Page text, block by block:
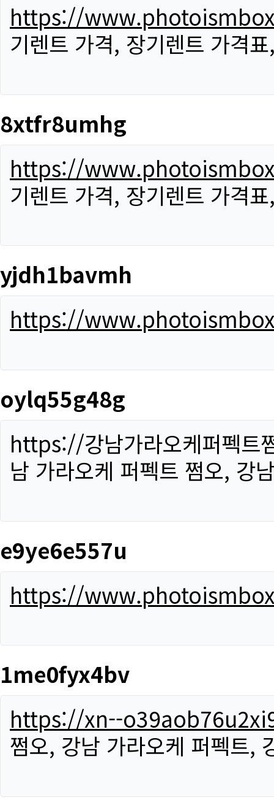
https://
기렌트 가격, 장기렌트 가격
8xtfr8umhg
https://
기렌트 가격, 장기렌트 가격
yjdh1bavmh
https://
oylq55g48g
https://강남가라오케퍼펙트
남 가라오케 퍼펙트 쩜오, 강
e9ye6e557u
https://
1me0fyx4bv
https://xn--
쩜오, 강남 가라오케 퍼펙트,